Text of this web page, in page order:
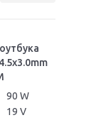
90 W
19 V